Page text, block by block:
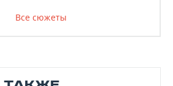
Все сюжеты